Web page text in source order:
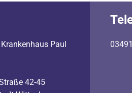
Paul
42-45